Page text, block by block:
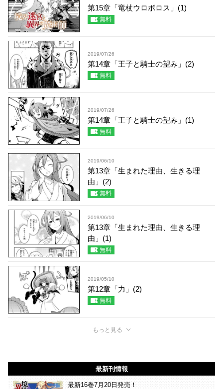
第15章「竜杖ウロボロス」(1)
無料
2019/07/26
第14章「王子と騎士の望み」(2)
無料
2019/07/26
第14章「王子と騎士の望み」(1)
無料
2019/06/10
第13章「生まれた理由、生きる理
由」(2)
無料
2019/06/10
第13章「生まれた理由、生きる理
由」(1)
無料
2019/05/10
第12章「力」(2)
無料
もっと見る
最新刊情報
最新16巻7月20日発売！